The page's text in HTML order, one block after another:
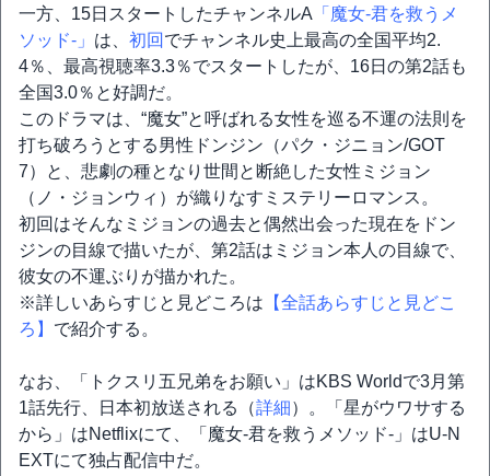
一方、15日スタートしたチャンネルA 「魔女-君を救うメ
ソッド-」 は、 初回 でチャンネル史上最高の全国平均2.
4％、最高視聴率3.3％でスタートしたが、16日の第2話も
全国3.0％と好調だ。
このドラマは、“魔女”と呼ばれる女性を巡る不運の法則を
打ち破ろうとする男性ドンジン（パク・ジニョン/GOT
7）と、悲劇の種となり世間と断絶した女性ミジョン
（ノ・ジョンウィ）が織りなすミステリーロマンス。
初回はそんなミジョンの過去と偶然出会った現在をドン
ジンの目線で描いたが、第2話はミジョン本人の目線で、
彼女の不運ぶりが描かれた。
※詳しいあらすじと見どころは 【全話あらすじと見どこ
ろ】 で紹介する。
なお、「トクスリ五兄弟をお願い」はKBS Worldで3月第
1話先行、日本初放送される（詳細）。「星がウワサする
から」はNetflixにて、「魔女-君を救うメソッド-」はU-N
EXTにて独占配信中だ。